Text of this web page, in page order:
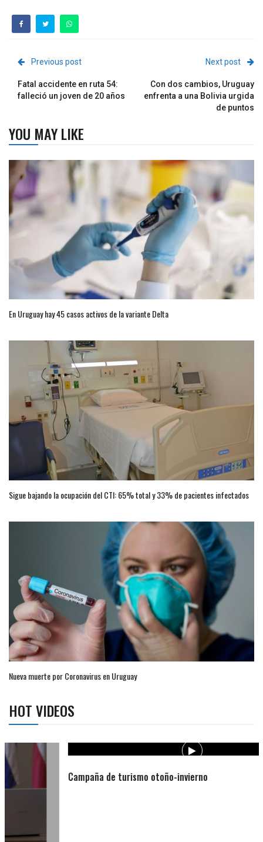
Previous post
Fatal accidente en ruta 54:
falleció un joven de 20 años
Next post
Con dos cambios, Uruguay
enfrenta a una Bolivia urgida
de puntos
YOU MAY LIKE
En Uruguay hay 45 casos activos de la variante Delta
Sigue bajando la ocupación del CTI: 65% total y 33% de pacientes infectados
Nueva muerte por Coronavirus en Uruguay
HOT VIDEOS
Campaña de turismo otoño-invierno